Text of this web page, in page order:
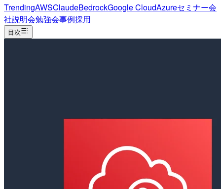
TrendingAWSClaudeBedrockGoogle CloudAzureセミナー会
社説明会勉強会事例採用
目次